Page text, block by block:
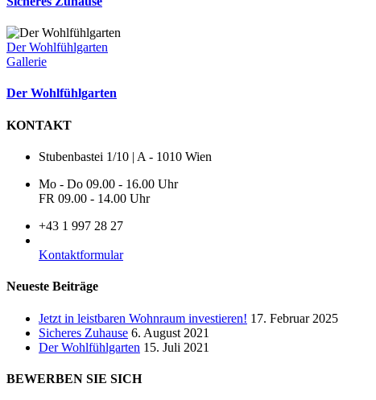
Der Wohlfühlgarten
Gallerie
Der Wohlfühlgarten
KONTAKT
Stubenbastei 1/10 | A - 1010 Wien
Mo - Do 09.00 - 16.00 Uhr
FR 09.00 - 14.00 Uhr
+43 1 997 28 27
Kontaktformular
Neueste Beiträge
Jetzt in leistbaren Wohnraum investieren! 17. Februar 2025
Sicheres Zuhause 6. August 2021
Der Wohlfühlgarten 15. Juli 2021
BEWERBEN SIE SICH